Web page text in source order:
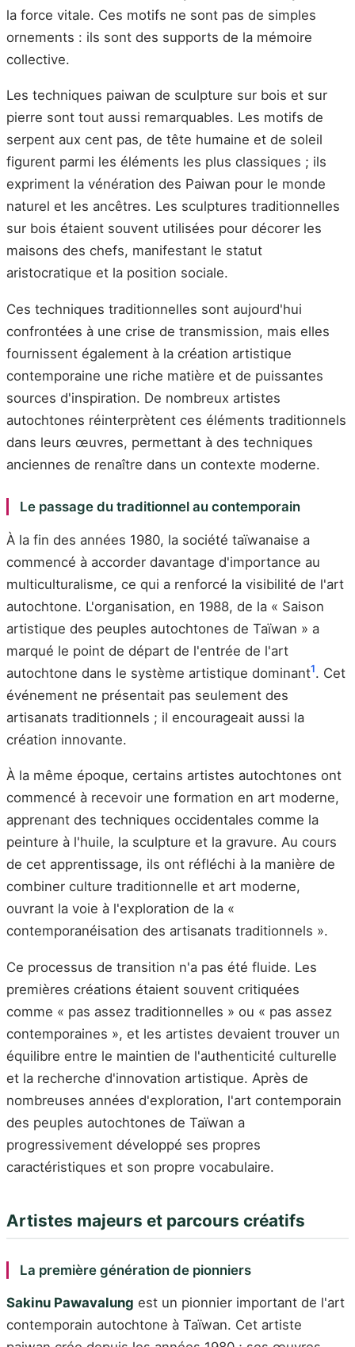
la force vitale. Ces motifs ne sont pas de simples
ornements : ils sont des supports de la mémoire
collective.
Les techniques paiwan de sculpture sur bois et sur
pierre sont tout aussi remarquables. Les motifs de
serpent aux cent pas, de tête humaine et de soleil
figurent parmi les éléments les plus classiques ; ils
expriment la vénération des Paiwan pour le monde
naturel et les ancêtres. Les sculptures traditionnelles
sur bois étaient souvent utilisées pour décorer les
maisons des chefs, manifestant le statut
aristocratique et la position sociale.
Ces techniques traditionnelles sont aujourd'hui
confrontées à une crise de transmission, mais elles
fournissent également à la création artistique
contemporaine une riche matière et de puissantes
sources d'inspiration. De nombreux artistes
autochtones réinterprètent ces éléments traditionnels
dans leurs œuvres, permettant à des techniques
anciennes de renaître dans un contexte moderne.
Le passage du traditionnel au contemporain
À la fin des années 1980, la société taïwanaise a
commencé à accorder davantage d'importance au
multiculturalisme, ce qui a renforcé la visibilité de l'art
autochtone. L'organisation, en 1988, de la « Saison
artistique des peuples autochtones de Taïwan » a
marqué le point de départ de l'entrée de l'art
autochtone dans le système artistique dominant1. Cet
événement ne présentait pas seulement des
artisanats traditionnels ; il encourageait aussi la
création innovante.
À la même époque, certains artistes autochtones ont
commencé à recevoir une formation en art moderne,
apprenant des techniques occidentales comme la
peinture à l'huile, la sculpture et la gravure. Au cours
de cet apprentissage, ils ont réfléchi à la manière de
combiner culture traditionnelle et art moderne,
ouvrant la voie à l'exploration de la «
contemporanéisation des artisanats traditionnels ».
Ce processus de transition n'a pas été fluide. Les
premières créations étaient souvent critiquées
comme « pas assez traditionnelles » ou « pas assez
contemporaines », et les artistes devaient trouver un
équilibre entre le maintien de l'authenticité culturelle
et la recherche d'innovation artistique. Après de
nombreuses années d'exploration, l'art contemporain
des peuples autochtones de Taïwan a
progressivement développé ses propres
caractéristiques et son propre vocabulaire.
Artistes majeurs et parcours créatifs
La première génération de pionniers
Sakinu Pawavalung est un pionnier important de l'art
contemporain autochtone à Taïwan. Cet artiste